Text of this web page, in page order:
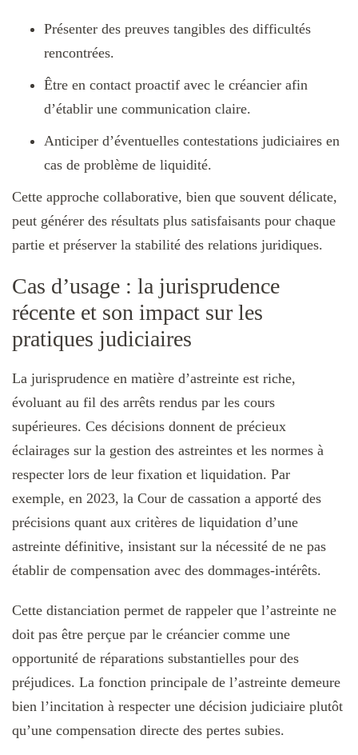
Présenter des preuves tangibles des difficultés
rencontrées.
Être en contact proactif avec le créancier afin
d’établir une communication claire.
Anticiper d’éventuelles contestations judiciaires en
cas de problème de liquidité.
Cette approche collaborative, bien que souvent délicate,
peut générer des résultats plus satisfaisants pour chaque
partie et préserver la stabilité des relations juridiques.
Cas d’usage : la jurisprudence
récente et son impact sur les
pratiques judiciaires
La jurisprudence en matière d’astreinte est riche,
évoluant au fil des arrêts rendus par les cours
supérieures. Ces décisions donnent de précieux
éclairages sur la gestion des astreintes et les normes à
respecter lors de leur fixation et liquidation. Par
exemple, en 2023, la Cour de cassation a apporté des
précisions quant aux critères de liquidation d’une
astreinte définitive, insistant sur la nécessité de ne pas
établir de compensation avec des dommages-intérêts.
Cette distanciation permet de rappeler que l’astreinte ne
doit pas être perçue par le créancier comme une
opportunité de réparations substantielles pour des
préjudices. La fonction principale de l’astreinte demeure
bien l’incitation à respecter une décision judiciaire plutôt
qu’une compensation directe des pertes subies.